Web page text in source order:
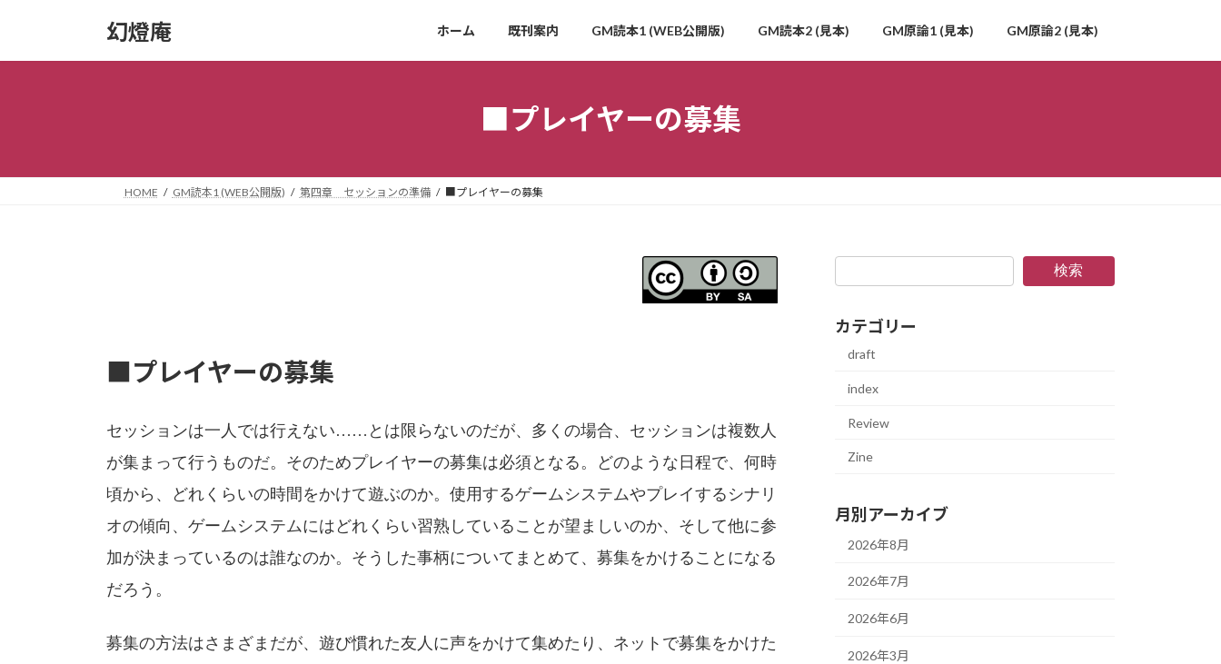
幻燈庵 ホーム 既刊案内 GM読本1 (WEB公開版) GM読本2 (見本) GM原論1 (見本) GM原論2 (見本)
■プレイヤーの募集
HOME GM読本1 (WEB公開版) 第四章 セッションの準備 ■プレイヤーの募集
■プレイヤーの募集
セッションは一人では行えない……とは限らないのだが、多くの場合、セッションは複数人
が集まって行うものだ。そのためプレイヤーの募集は必須となる。どのような日程で、何時
頃から、どれくらいの時間をかけて遊ぶのか。使用するゲームシステムやプレイするシナリ
オの傾向、ゲームシステムにはどれくらい習熟していることが望ましいのか、そして他に参
加が決まっているのは誰なのか。そうした事柄についてまとめて、募集をかけることになる
だろう。
募集の方法はさまざまだが、遊び慣れた友人に声をかけて集めたり、ネットで募集をかけた
検索
カテゴリー
draft
index
Review
Zine
月別アーカイブ
2026年8月
2026年7月
2026年6月
2026年3月